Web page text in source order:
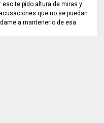
eso te pido altura de miras y
que no se puedan
a mantenerlo de esa